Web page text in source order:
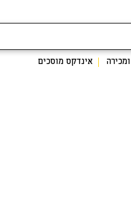
אינדקס מוסכים